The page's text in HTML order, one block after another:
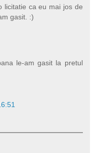
licitatie ca eu mai jos de
gasit. :)
le-am gasit la pretul